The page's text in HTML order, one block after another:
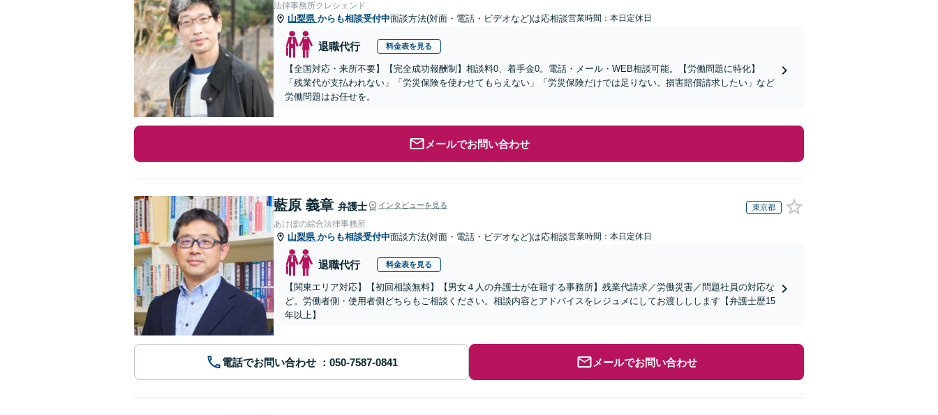
法律事務所クレシェンド
山梨県 からも相談受付中面談方法(対面・電話・ビデオなど)は応相談営業時間：本日定休日
退職代行 料金表を見る
【全国対応・来所不要】【完全成功報酬制】相談料0、着手金0。電話・メール・WEB相談可能。【労働問題に特化】
「残業代が支払われない」「労災保険を使わせてもらえない」「労災保険だけでは足りない。損害賠償請求したい」など
労働問題はお任せを。
メールでお問い合わせ
藍原 義章 弁護士 インタビューを見る 東京都
あけぼの綜合法律事務所
山梨県 からも相談受付中面談方法(対面・電話・ビデオなど)は応相談営業時間：本日定休日
退職代行 料金表を見る
【関東エリア対応】【初回相談無料】【男女４人の弁護士が在籍する事務所】残業代請求／労働災害／問題社員の対応な
ど。労働者側・使用者側どちらもご相談ください。相談内容とアドバイスをレジュメにしてお渡ししします【弁護士歴15
年以上】
電話でお問い合わせ メールでお問い合わせ